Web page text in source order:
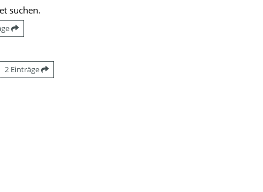
suchen.
2 Einträge